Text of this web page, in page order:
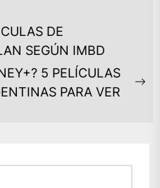
DE
SEGÚN IMBD
5 PELÍCULAS
PARA VER